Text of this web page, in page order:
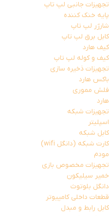
تجهیزات جانبی لپ تاپ
پایه خنک کننده
شارژر لپ تاپ
کابل برق لپ تاپ
کیف هارد
کیف و کوله لپ تاپ
تجهیزات ذخیره سازی
باکس هارد
فلش مموری
هارد
تجهیزات شبکه
اسپلیتر
کابل شبکه
کارت شبکه (دانگل wifi)
مودم
تجهیزات مخصوص بازی
خمیر سیلیکون
دانگل بلوتوث
قطعات داخلی کامپیوتر
کابل رابط و مبدل